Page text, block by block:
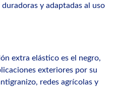
y adaptadas al uso
extra elástico es el negro,
exteriores por su
redes agrícolas y